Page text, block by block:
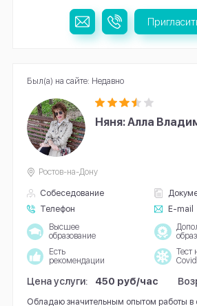
Няня: Алла
Собеседование
Телефон
E-mail
Ростов-на-Дону
Высшее
образование
Есть
рекомендации
Тест
Цена услуги: 450 руб/час
Обладаю значительным опытом работы в
Был(а) на сайте: Недавно